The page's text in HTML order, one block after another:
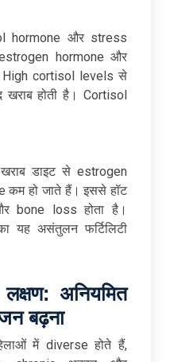
hormone और stress
hormone और
High cortisol levels से
होती है। Cortisol
खराब डाइट से estrogen
हो जाते हैं। इससे हॉट
bone loss होता है।
यह असंतुलन फर्टिलिटी
लक्षण: अनियमित
बढ़ना
में diverse होते हैं,